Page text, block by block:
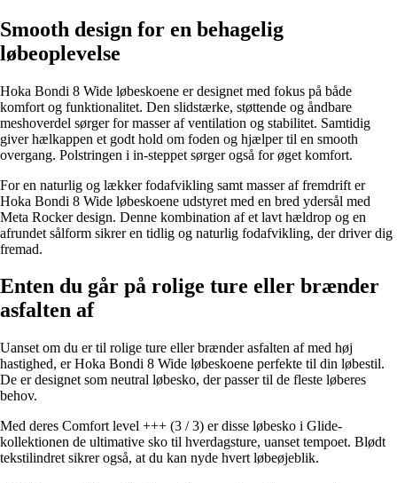
Smooth design for en behagelig
løbeoplevelse
Hoka Bondi 8 Wide løbeskoene er designet med fokus på både
komfort og funktionalitet. Den slidstærke, støttende og åndbare
meshoverdel sørger for masser af ventilation og stabilitet. Samtidig
giver hælkappen et godt hold om foden og hjælper til en smooth
overgang. Polstringen i in-steppet sørger også for øget komfort.
For en naturlig og lækker fodafvikling samt masser af fremdrift er
Hoka Bondi 8 Wide løbeskoene udstyret med en bred ydersål med
Meta Rocker design. Denne kombination af et lavt hældrop og en
afrundet sålform sikrer en tidlig og naturlig fodafvikling, der driver dig
fremad.
Enten du går på rolige ture eller brænder
asfalten af
Uanset om du er til rolige ture eller brænder asfalten af med høj
hastighed, er Hoka Bondi 8 Wide løbeskoene perfekte til din løbestil.
De er designet som neutral løbesko, der passer til de fleste løberes
behov.
Med deres Comfort level +++ (3 / 3) er disse løbesko i Glide-
kollektionen de ultimative sko til hverdagsture, uanset tempoet. Blødt
tekstilindret sikrer også, at du kan nyde hvert løbeøjeblik.